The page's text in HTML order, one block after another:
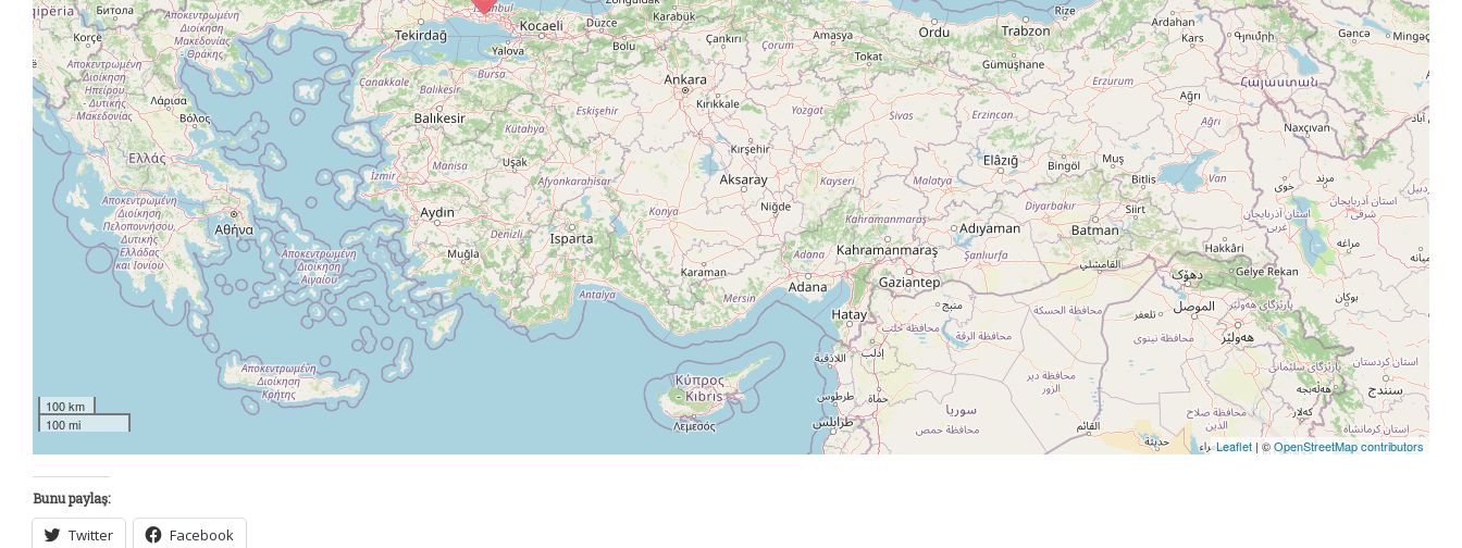
100 km
100 mi
Leaflet | ©OpenStreetMap contributors
Bunu paylaş:
Twitter Facebook